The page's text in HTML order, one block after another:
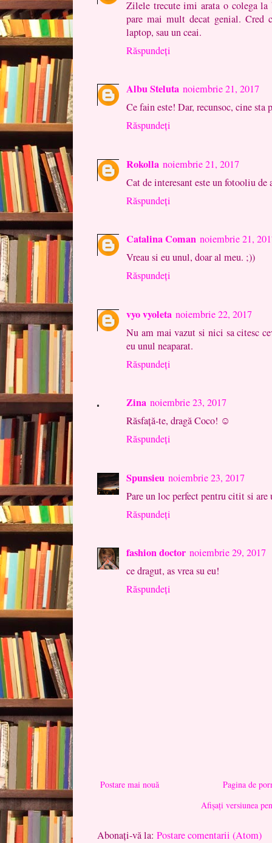
Zilele trecute imi arata o colega
pare mai mult decat genial.
laptop, sau un ceai.
Răspundeți
Albu Steluta noiembrie 21, 2017
Ce fain este! Dar, recunsoc, cine sta
Răspundeți
Rokolla noiembrie 21, 2017
Cat de interesant este un fotooliu
Răspundeți
Catalina Coman noiembrie 21,
Vreau si eu unul, doar al meu. ;))
Răspundeți
vyo vyoleta noiembrie 22, 2017
Nu am mai vazut si nici sa citesc
eu unul neaparat.
Răspundeți
Zina noiembrie 23, 2017
Răsfață-te, dragă Coco! ☺
Răspundeți
Spunsieu noiembrie 23, 2017
Pare un loc perfect pentru citit si are
Răspundeți
fashion doctor noiembrie 29, 2017
ce dragut, as vrea su eu!
Răspundeți
Postare mai nouă
Pagina de
Afișați versiunea
Abonați-vă la: Postare comentarii (Atom)